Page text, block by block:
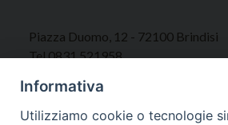
Piazza Duomo, 12 - 72100 Brindisi
Tel 0831.521958
Informativa
Utilizziamo cookie o tecnologie